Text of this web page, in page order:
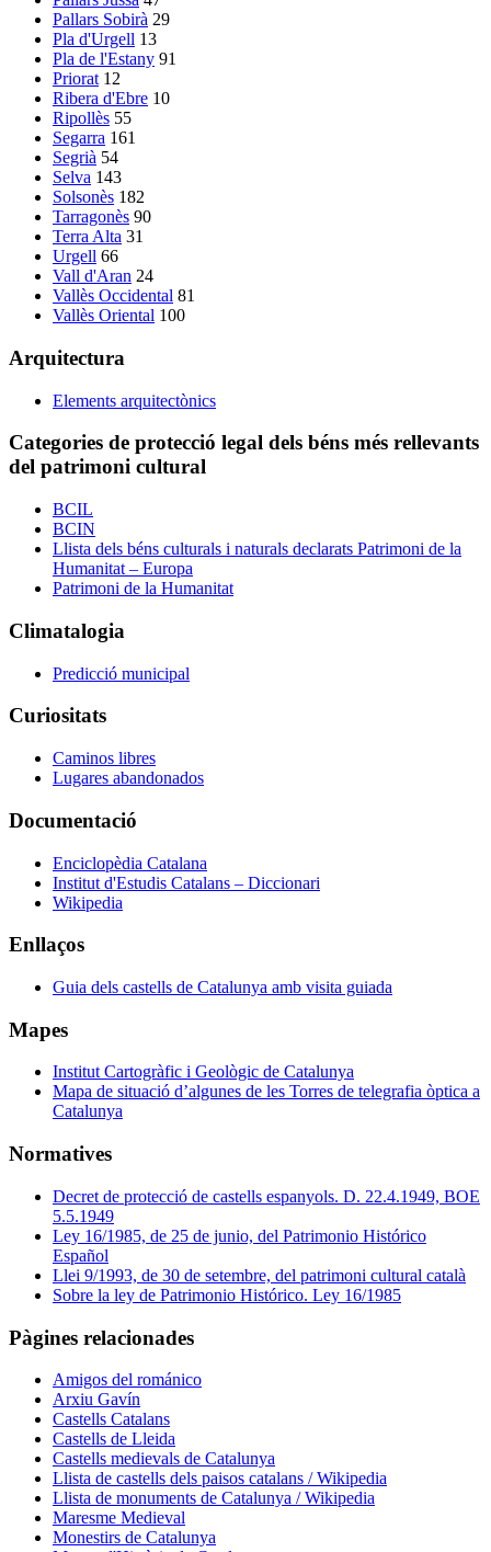
Pallars Sobirà 29
Pla d'Urgell 13
Pla de l'Estany 91
Priorat 12
Ribera d'Ebre 10
Ripollès 55
Segarra 161
Segrià 54
Selva 143
Solsonès 182
Tarragonès 90
Terra Alta 31
Urgell 66
Vall d'Aran 24
Vallès Occidental 81
Vallès Oriental 100
Arquitectura
Elements arquitectònics
Categories de protecció legal dels béns més rellevants
del patrimoni cultural
BCIL
BCIN
Llista dels béns culturals i naturals declarats Patrimoni de la
Humanitat – Europa
Patrimoni de la Humanitat
Climatalogia
Predicció municipal
Curiositats
Caminos libres
Lugares abandonados
Documentació
Enciclopèdia Catalana
Institut d'Estudis Catalans – Diccionari
Wikipedia
Enllaços
Guia dels castells de Catalunya amb visita guiada
Mapes
Institut Cartogràfic i Geològic de Catalunya
Mapa de situació d’algunes de les Torres de telegrafia òptica a
Catalunya
Normatives
Decret de protecció de castells espanyols. D. 22.4.1949, BOE
5.5.1949
Ley 16/1985, de 25 de junio, del Patrimonio Histórico
Español
Llei 9/1993, de 30 de setembre, del patrimoni cultural català
Sobre la ley de Patrimonio Histórico. Ley 16/1985
Pàgines relacionades
Amigos del románico
Arxiu Gavín
Castells Catalans
Castells de Lleida
Castells medievals de Catalunya
Llista de castells dels paisos catalans / Wikipedia
Llista de monuments de Catalunya / Wikipedia
Maresme Medieval
Monestirs de Catalunya